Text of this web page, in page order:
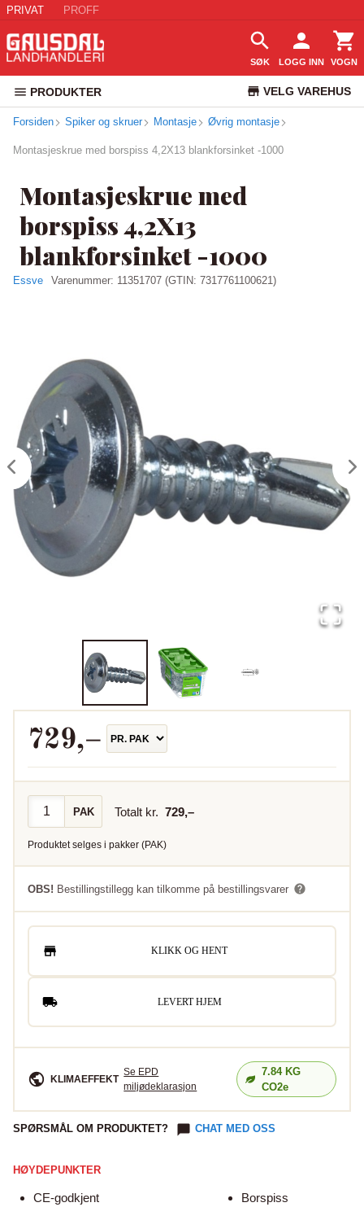
PRIVAT PROFF
SØK LOGG INN VOGN
PRODUKTER VELG VAREHUS
KUNDESERVICE
Forsiden Spiker og skruer Montasje Øvrig montasje
Montasjeskrue med borspiss 4,2X13 blankforsinket -1000
Montasjeskrue med
borspiss 4,2X13
blankforsinket -1000
Essve Varenummer: 11351707 (GTIN: 7317761100621)
729,–
PAK Totalt kr. 729,–
Produktet selges i pakker (PAK)
OBS! Bestillingstillegg kan tilkomme på bestillingsvarer
KLIKK OG HENT
LEVERT HJEM
KLIMAEFFEKT
Se EPD
miljødeklarasjon
7.84KG
CO2e
SPØRSMÅL OM PRODUKTET? CHAT MED OSS
HØYDEPUNKTER
CE-godkjent
Borspiss